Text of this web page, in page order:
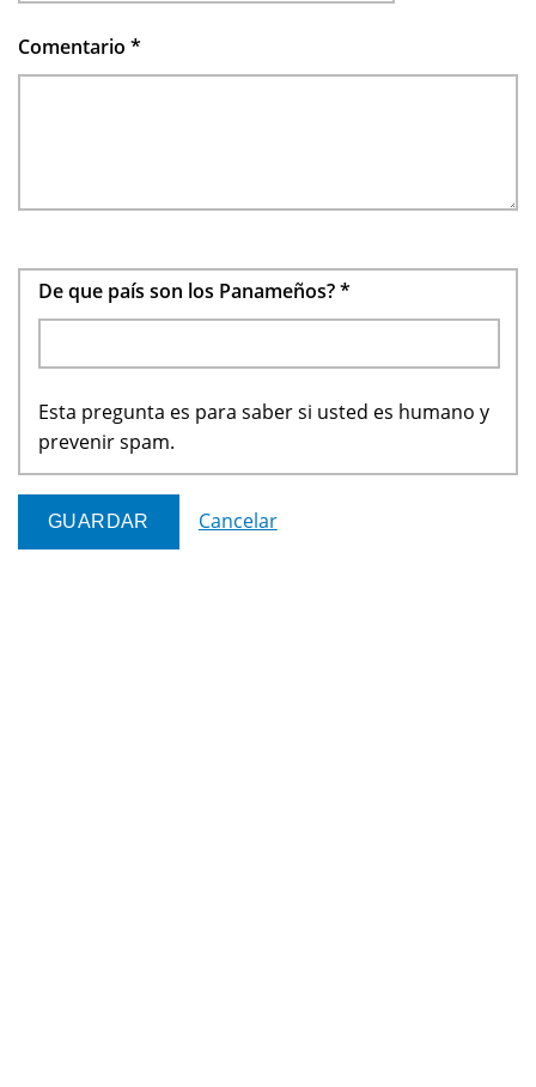
Comentario *
De que país son los Panameños?*
Esta pregunta es para saber si usted es humano y
prevenir spam.
Cancelar